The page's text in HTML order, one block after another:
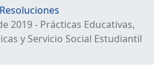
Resoluciones
2019 - Prácticas Educativas,
y Servicio Social Estudiantil